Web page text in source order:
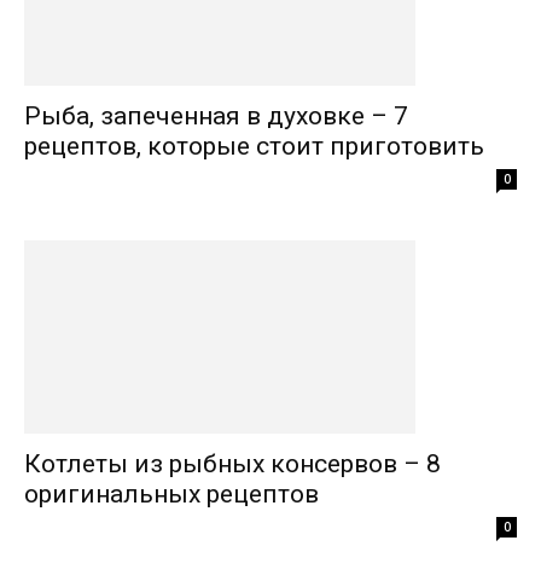
Рыба, запеченная в духовке – 7
рецептов, которые стоит приготовить
0
Котлеты из рыбных консервов – 8
оригинальных рецептов
0